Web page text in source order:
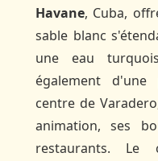
Havane, Cuba,
sable blanc
une eau
également
centre de
animation, ses
restaurants.